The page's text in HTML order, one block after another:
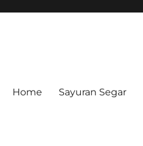
Home Sayuran Segar